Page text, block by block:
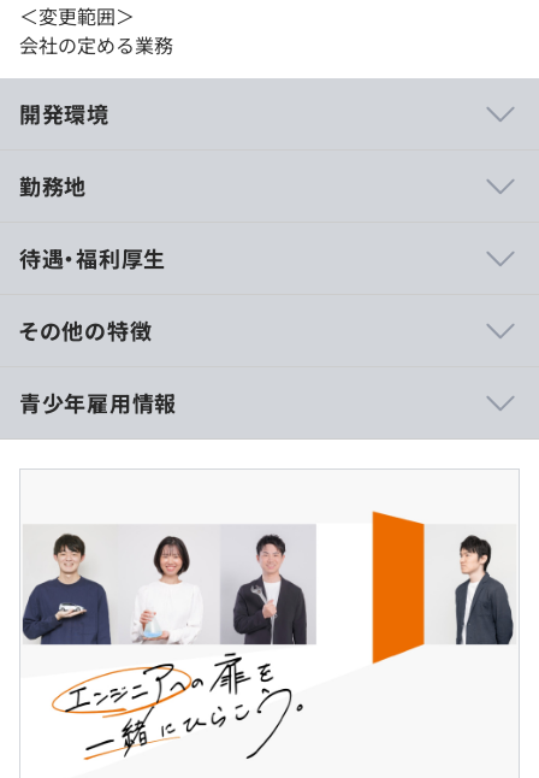
＜変更範囲＞
会社の定める業務
開発環境
・年間休日最大125日、完全週休2日制！月平均残業9.2時
・ライフステージに合わせて働けるエリア限定型採用あ
り！
5～7割会社負担 ※規定有
・社内eスポーツ部発足！ゲーム好き必見！ 「FENNEL」
との定期コラボも！
《先輩エンジニアの声》
・年間休日最大125日なので、大好きな海外旅行も計画的
にいってます！
・完全週休2日で残業も少なめ！仕事終わりに英会話教室
に通いはじめました！
・ゲームが趣味！会社にeスポーツ部ができてさっそく入
部し、毎日楽しいです！
勤務地
派遣先企業または請負事業所での勤務となります。
待遇・福利厚生
・高等専門学校（専攻科）
機械、電気・電子：月給242,000円
情報・化学・物理・数学、他：月給228,000円
・高等専門学校（本科）
機械、電気・電子：月給225,000円
情報・化学・物理・数学、他：月給215,000円
・専門学校（4年制）
機械、電気・電子：月給236,000円
情報・化学・物理・数学、他：月給225,000円
・専門学校（2年制）・短期大学
その他の特徴
青少年雇用情報
過去３年間の新卒採用者数の男女別人数
前年度 男性172人 女性16人
2年度前 男性219人 女性29人
3年度前 男性237人 女性62人
研修の有無及び内容
■入社前研修